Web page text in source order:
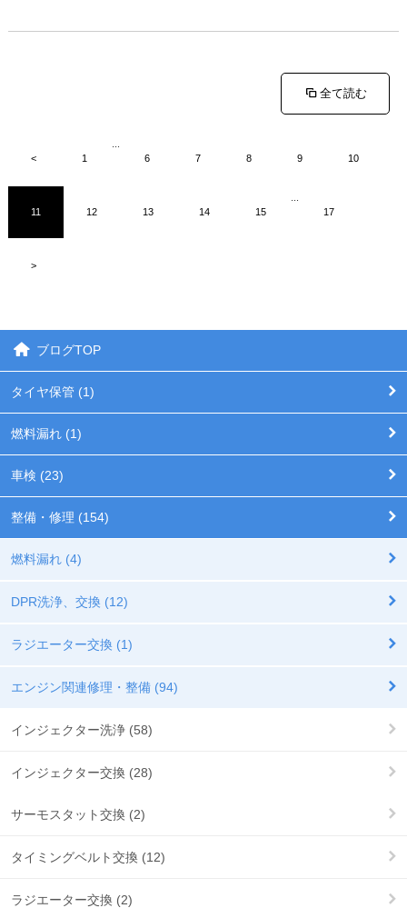
全て読む
< 1
6
7 8 9 10
11 12 13 14 15
17
>
ブログTOP
タイヤ保管 (1)
燃料漏れ (1)
車検 (23)
整備・修理 (154)
燃料漏れ (4)
DPR洗浄、交換 (12)
ラジエーター交換 (1)
エンジン関連修理・整備 (94)
インジェクター洗浄 (58)
インジェクター交換 (28)
サーモスタット交換 (2)
タイミングベルト交換 (12)
ラジエーター交換 (2)